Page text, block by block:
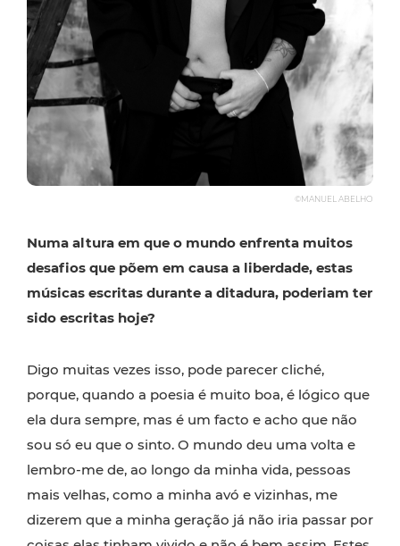
©MANUEL ABELHO
Numa altura em que o mundo enfrenta muitos
desafios que põem em causa a liberdade, estas
músicas escritas durante a ditadura, poderiam ter
sido escritas hoje?
Digo muitas vezes isso, pode parecer cliché,
porque, quando a poesia é muito boa, é lógico que
ela dura sempre, mas é um facto e acho que não
sou só eu que o sinto. O mundo deu uma volta e
lembro-me de, ao longo da minha vida, pessoas
mais velhas, como a minha avó e vizinhas, me
dizerem que a minha geração já não iria passar por